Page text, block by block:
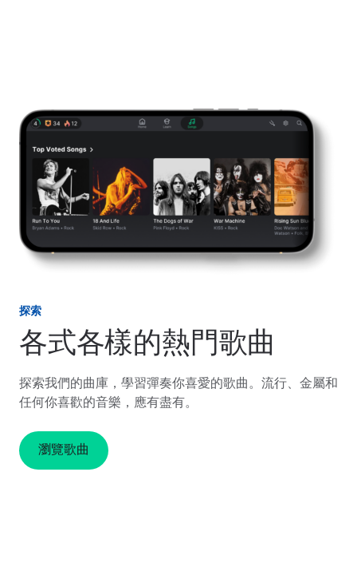
探索
各式各樣的熱門歌曲
探索我們的曲庫，學習彈奏你喜愛的歌曲。流行、金屬和
任何你喜歡的音樂，應有盡有。
瀏覽歌曲